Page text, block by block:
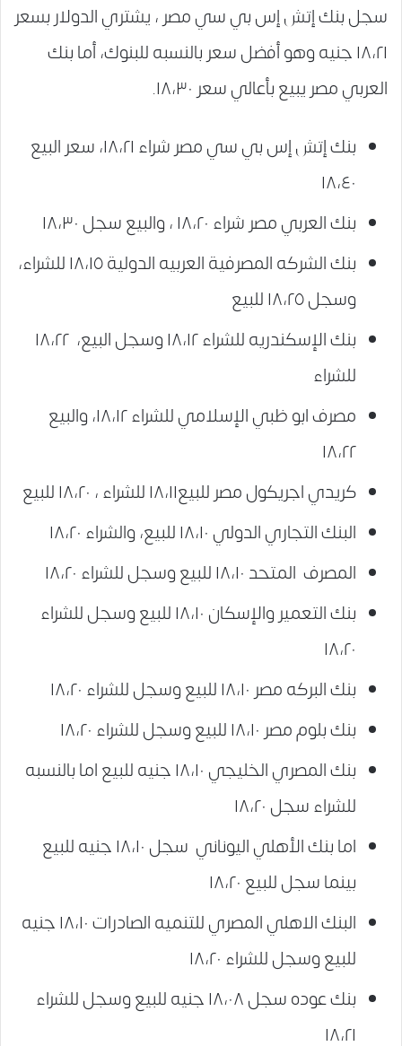
سجل بنك إتش إس بي سي مصر ، يشتري الدولار بسعر
١٨،٢١ جنيه وهو أفضل سعر بالنسبه للبنوك، أما بنك
العربي مصر يبيع بأعالي سعر ١٨،٣٠.
بنك إتش إس بي سي مصر شراء ١٨،٢١، سعر البيع
١٨،٤٠
بنك العربي مصر شراء ١٨،٢٠ ، والبيع سجل ١٨،٣٠
بنك الشركه المصرفية العربيه الدولية ١٨،١٥ للشراء،
وسجل ١٨،٢٥ للبيع
بنك الإسكندريه للشراء ١٨،١٢ وسجل البيع، ١٨،٢٢
للشراء
مصرف ابو ظبي الإسلامي للشراء ١٨،١٢، والبيع
١٨،٢٢
كريدي اجريكول مصر للبيع١٨،١١ للشراء ، ١٨،٢٠ للبيع
البنك التجاري الدولي ١٨،١٠ للبيع، والشراء ١٨،٢٠
المصرف المتحد ١٨،١٠ للبيع وسجل للشراء ١٨،٢٠
بنك التعمير والإسكان ١٨،١٠ للبيع وسجل للشراء
١٨،٢٠
بنك البركه مصر ١٨،١٠ للبيع وسجل للشراء ١٨،٢٠
بنك بلوم مصر ١٨،١٠ للبيع وسجل للشراء ١٨،٢٠
بنك المصري الخليجي ١٨،١٠ جنيه للبيع اما بالنسبه
للشراء سجل ١٨،٢٠
اما بنك الأهلي اليوناني سجل ١٨،١٠ جنيه للبيع
بينما سجل للبيع ١٨،٢٠
البنك الاهلي المصري للتنميه الصادرات ١٨،١٠ جنيه
للبيع وسجل للشراء ١٨،٢٠
بنك عوده سجل ١٨،٠٨ جنيه للبيع وسجل للشراء
١٨،٢١